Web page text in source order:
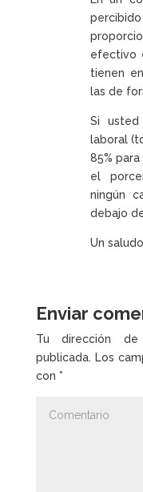
efectivo
tienen
las de
Si
laboral
85%
el
ningún
debajo
Un
Enviar
Tu dirección
publicada. Los
con *